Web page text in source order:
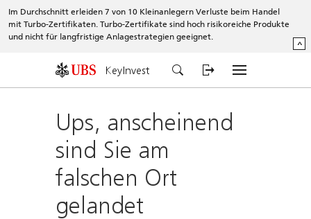
Im Durchschnitt erleiden 7 von 10 Kleinanlegern Verluste beim Handel
mit Turbo-Zertifikaten. Turbo-Zertifikate sind hoch risikoreiche Produkte
und nicht für langfristige Anlagestrategien geeignet.
^
KeyInvest
Ups, anscheinend
sind Sie am
falschen Ort
gelandet